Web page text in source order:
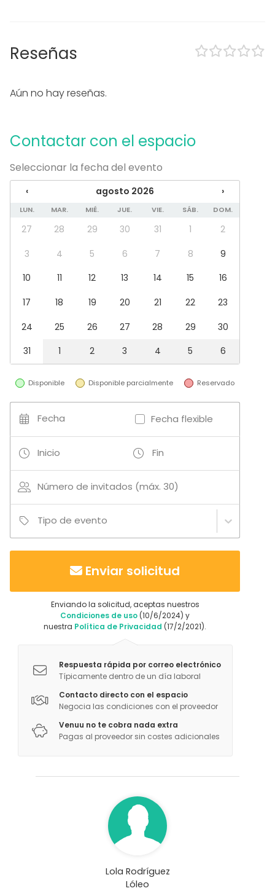
Pizarra blanca / Flipchart
Tipo de eventos
Boda
Cena / Comida
Reunión / Workshop
Conferencia / Formación
Evento corporativo
Fiesta de empresa
Celebración familiar
Restaurante
Aula de formación
Actividades
Cocción / Clase de cócteles
Más información sobre servicios e instalaciones
El uso de la cocina no es de libre disposición y se
realizará siempre con el apoyo del equipo de
profesionales de Lóleo.
Clases de cocina
Reseñas
Aún no hay reseñas.
Contactar con el espacio
Seleccionar la fecha del evento
‹ agosto 2026 ›
LUN. MAR. MIÉ. JUE. VIE. SÁB. DOM.
27 28 29 30 31 1
2
3
4 5 6 7 8
9
10
11 12 13 14 15
16
17
18 19 20 21 22
23
24
25 26 27 28 29
30
31
1 2 3 4 5 6
Disponible Disponible parcialmente Reservado
Fecha Fecha flexible
Inicio Fin
Número de invitados (máx. 30)
Tipo de evento
Enviar solicitud
Enviando la solicitud, aceptas nuestros
Condiciones de uso (10/6/2024) y
nuestra Política de Privacidad (17/2/2021).
Respuesta rápida por correo electrónico
Típicamente dentro de un día laboral
Contacto directo con el espacio
Negocia las condiciones con el proveedor
Venuu no te cobra nada extra
Pagas al proveedor sin costes adicionales
Lola Rodríguez
Lóleo